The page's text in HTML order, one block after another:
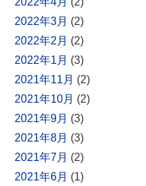
2022年3月 (2)
2022年2月 (2)
2022年1月 (3)
2021年11月 (2)
2021年10月 (2)
2021年9月 (3)
2021年8月 (3)
2021年7月 (2)
2021年6月 (1)